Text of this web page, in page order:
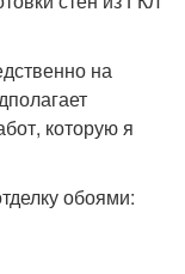
на
которую я
обоями: